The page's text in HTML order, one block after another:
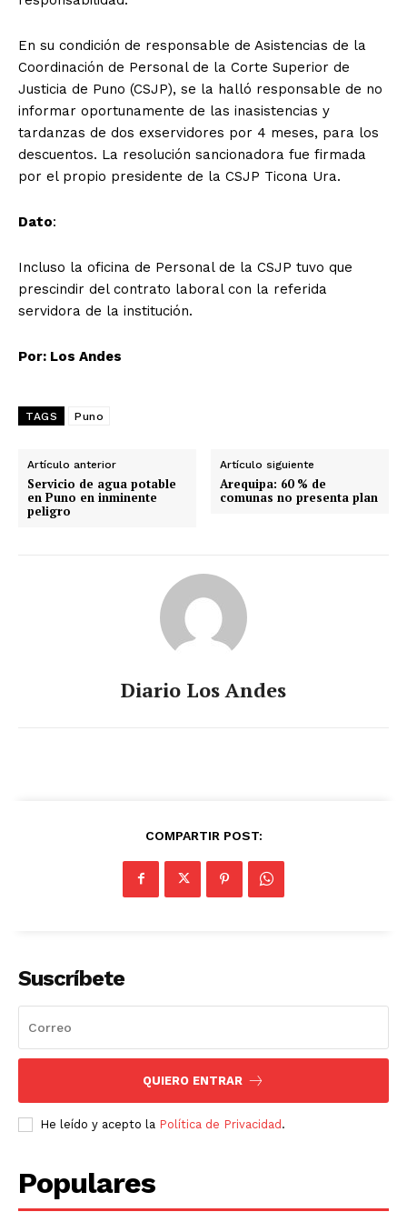
En su condición de responsable de Asistencias de la
Coordinación de Personal de la Corte Superior de
Justicia de Puno (CSJP), se la halló responsable de no
informar oportunamente de las inasistencias y
tardanzas de dos exservidores por 4 meses, para los
descuentos. La resolución sancionadora fue firmada
por el propio presidente de la CSJP Ticona Ura.
Dato:
Incluso la oficina de Personal de la CSJP tuvo que
prescindir del contrato laboral con la referida
servidora de la institución.
Por: Los Andes
TAGS Puno
Artículo anterior
Servicio de agua potable
en Puno en inminente
peligro
Artículo siguiente
Arequipa: 60 % de
comunas no presenta plan
Diario Los Andes
COMPARTIR POST:
Suscríbete
QUIERO ENTRAR
He leído y acepto la Política de Privacidad.
Populares